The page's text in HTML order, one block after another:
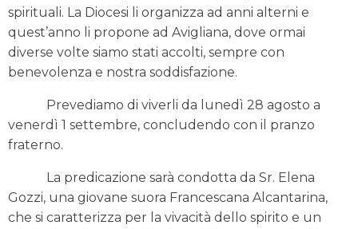
spirituali. La Diocesi li organizza ad anni alterni e
quest’anno li propone ad Avigliana, dove ormai
diverse volte siamo stati accolti, sempre con
benevolenza e nostra soddisfazione.
Prevediamo di viverli da lunedì 28 agosto a
venerdì 1 settembre, concludendo con il pranzo
fraterno.
La predicazione sarà condotta da Sr. Elena
Gozzi, una giovane suora Francescana Alcantarina,
che si caratterizza per la vivacità dello spirito e un